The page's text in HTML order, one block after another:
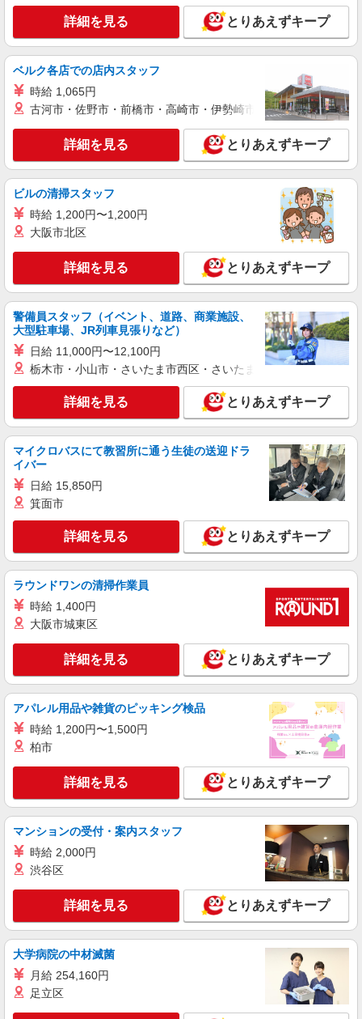
ィブ支給(規定有) ★月2回払い・週払い可能（規程
有）★ ゜・。○。・゜+゜・。○。・゜+゜
キープ 詳細を見る
派遣社員
株式会社シエロ
人気機種に詳しくなれる携帯販売【au】
月給273200円 ※研修期間6か月・時給1550円
+゜・。○。・゜+゜・。○。・゜+゜ 入社祝い金10
万円支給(規定有) お友達を紹介頂くと, インセンテ
ィブ支給(規定有) ゜・。○。・゜+゜・。○。・゜
愛知県岡崎市の家電量販店
キープ 詳細を見る
派遣社員
株式会社シエロ
【docomo】の携帯販売スタッフ
時給1500円〜1600円（経験・能力による） ※
残業代支給 ★交通費別途支給（規定あり） ゜
+゜・。○。・゜+゜・。○。・゜+゜ 入社祝い金10
万円支給(規定有) お友達を紹介頂くと, インセンテ
ィブ支給(規定有) ★月2回払い・週払い可能（規程
有）★ ゜・。○。・゜+゜・。○。・゜+゜
愛知県岡崎市のdocomoショップ
キープ 詳細を見る
株式会社シエロ
【softbank】人気機種に詳しくなれる携帯販
売
時給1400〜1600円（経験・能力による） ※残
業代支給 ★交通費別途支給（規定あり） ゜
+゜・。○。・゜+゜・。○。・゜+゜ 入社祝い金10
有）★ ゜・。○。・゜+゜・。○。・゜+゜
キープ 詳細を見る
【ソフトバンク】の店舗スタッフ
時給1500円〜1600円（経験・能力による） ※
残業代支給 ★交通費別途支給（規定あり） ゜
+゜・。○。・゜+゜・。○。・゜+゜ 入社祝い金10
万円支給(規定有) お友達を紹介頂くと, インセンテ
ィブ支給(規定有) ★月2回払い・週払い可能（規程
有）★ ゜・。○。・゜+゜・。○。・゜+゜
愛知県岡崎市のsoftbankショップ
キープ 詳細を見る
派遣社員
株式会社シエロ
月給273200円 ※研修期間6か月・時給1550円
※残業代支給 ★交通費別途支給（規定あり） ゜
+゜・。○。・゜+゜・。○。・゜+゜ 入社祝い金10
万円支給(規定有) お友達を紹介頂くと, インセンテ
ィブ支給(規定有) ゜・。○。・゜+゜・。○。・゜
愛知県岡崎市の家電量販店
キープ 詳細を見る
株式会社シエロ
スマホ携帯販売【エーユー】
月給273200円 ※研修期間6か月・時給1550円
※残業代支給 ★交通費別途支給（規定あり） ゜
+゜・。○。・゜+゜・。○。・゜+゜ 入社祝い金10
万円支給(規定有) お友達を紹介頂くと, インセンテ
ィブ支給(規定有) ゜・。○。・゜+゜・。○。・゜
+゜
キープ 詳細を見る
詳細を見る とりあえずキープ
ベルク各店での店内スタッフ
時給 1,065円
古河市・佐野市・前橋市・高崎市・伊勢崎市・太田市・館林市
詳細を見る とりあえずキープ
ビルの清掃スタッフ
時給 1,200円〜1,200円
大阪市北区
詳細を見る とりあえずキープ
警備員スタッフ（イベント、道路、商業施設、
大型駐車場、JR列車見張りなど）
日給 11,000円〜12,100円
栃木市・小山市・さいたま市西区・さいたま市岩槻区・久喜市・
詳細を見る とりあえずキープ
マイクロバスにて教習所に通う生徒の送迎ドラ
イバー
日給 15,850円
箕面市
詳細を見る とりあえずキープ
ラウンドワンの清掃作業員
時給 1,400円
大阪市城東区
詳細を見る とりあえずキープ
アパレル用品や雑貨のピッキング検品
時給 1,200円〜1,500円
柏市
詳細を見る とりあえずキープ
マンションの受付・案内スタッフ
時給 2,000円
渋谷区
詳細を見る とりあえずキープ
大学病院の中材滅菌
月給 254,160円
足立区